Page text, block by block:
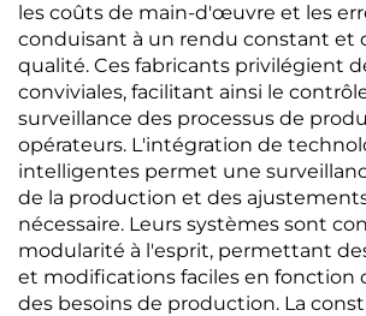
les coûts de main-d'œuvre et les
conduisant à un rendu constant et
qualité. Ces fabricants privilégient
conviviales, facilitant ainsi le
surveillance des processus de
opérateurs. L'intégration de
intelligentes permet une
de la production et des
nécessaire. Leurs systèmes sont
modularité à l'esprit, permettant
et modifications faciles en fonction
des besoins de production. La